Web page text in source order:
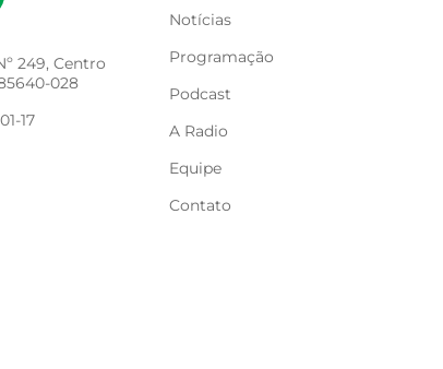
249, Centro
028
17
Notícias
Programação
Podcast
A Radio
Equipe
Contato